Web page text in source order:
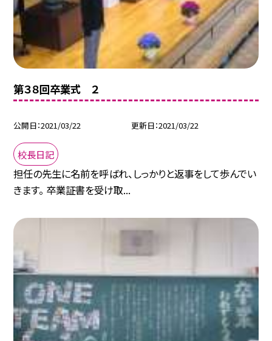
第３８回卒業式 ２
公開日 2021/03/22 更新日 2021/03/22
校長日記
担任の先生に名前を呼ばれ、しっかりと返事をして歩んでい
きます。 卒業証書を受け取...